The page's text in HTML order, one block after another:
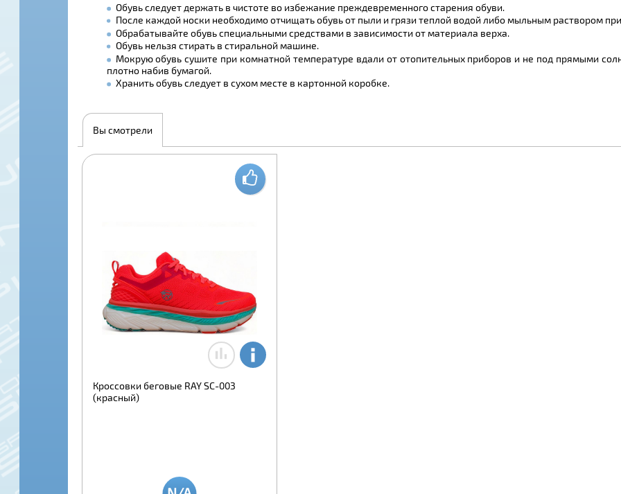
Обувь следует держать в чистоте во избежание преждевременного старения обуви.
После каждой носки необходимо отчищать обувь от пыли и грязи теплой водой либо мыльным раствором
Обрабатывайте обувь специальными средствами в зависимости от материала верха.
Обувь нельзя стирать в стиральной машине.
Мокрую обувь сушите при комнатной температуре вдали от отопительных приборов и не под прямыми
плотно набив бумагой.
Хранить обувь следует в сухом месте в картонной коробке.
Вы смотрели
Кроссовки беговые RAY SC-003
(красный)